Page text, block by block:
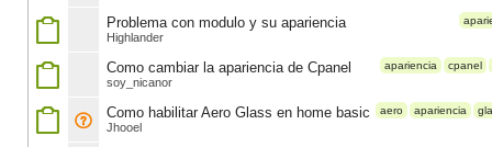
Problema con modulo y su apariencia
Highlander
apariencia cpanel
Como cambiar la apariencia de Cpanel
soy_nicanor
aero apariencia
Como habilitar Aero Glass en home basic
Jhooel